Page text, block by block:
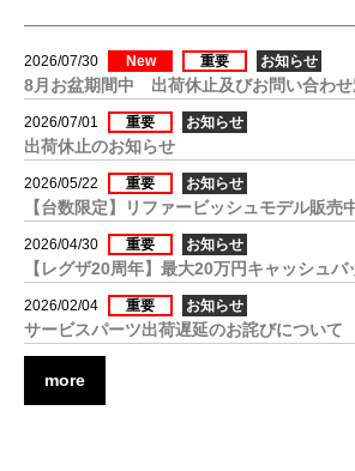
2026/07/30 New 重要 お知らせ
8月お盆期間中 出荷休止及びお問い合わ
2026/07/01 重要 お知らせ
出荷休止のお知らせ
2026/05/22 重要 お知らせ
【台数限定】リファービッシュモデル販売
2026/04/30 重要 お知らせ
2026/02/04 重要 お知らせ
サービスパーツ出荷遅延のお詫びについて
more